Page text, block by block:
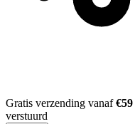
Gratis verzending vanaf€59
verstuurd